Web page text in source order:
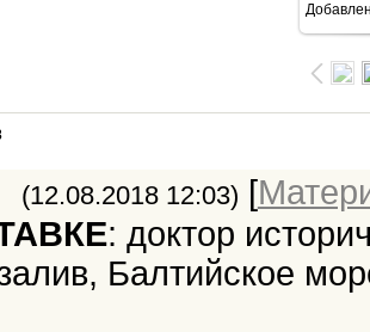
(12.08.2018 12:03) [
: доктор
Балтийское